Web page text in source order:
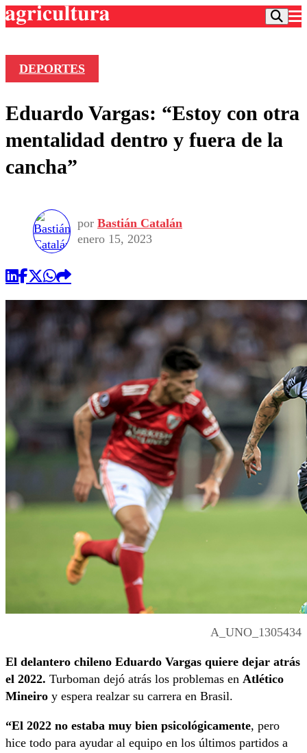
Frecuencias
Agricultura TV
Deportes
Seleccion Chilena
Torneo Internacional
Economía
Internacional
Publicaciones en medios
Opinión
DEPORTES
Eduardo Vargas: “Estoy con otra
mentalidad dentro y fuera de la
cancha”
por Bastián Catalán
enero 15, 2023
A_UNO_1305434
El delantero chileno Eduardo Vargas quiere dejar atrás
el 2022. Turboman dejó atrás los problemas en Atlético
Mineiro y espera realzar su carrera en Brasil.
“El 2022 no estaba muy bien psicológicamente, pero
hice todo para ayudar al equipo en los últimos partidos a